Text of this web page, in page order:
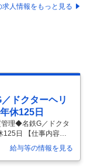
木ヘリポート）で自
ることができます。
求人情報をもっと見る
ドクターヘリ
休125日
理◆名鉄G／ドクタ
日 【仕事内容】
ヘリ運航実績トッ
内容】 ～未経験か
など福利厚生充実／
給与等の情報を見る